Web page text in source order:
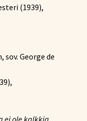
(1939),
sov. George de
ei ole kalkkia,